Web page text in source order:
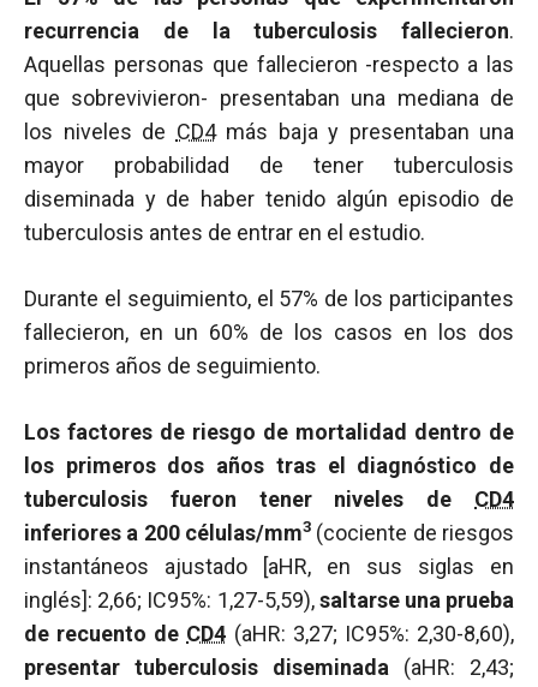
recurrencia de la tuberculosis fallecieron.
Aquellas personas que fallecieron -respecto a las
que sobrevivieron- presentaban una mediana de
los niveles de CD4más baja y presentaban una
mayor probabilidad de tener tuberculosis
diseminada y de haber tenido algún episodio de
tuberculosis antes de entrar en el estudio.
Durante el seguimiento, el 57% de los participantes
fallecieron, en un 60% de los casos en los dos
primeros años de seguimiento.
Los factores de riesgo de mortalidad dentro de
los primeros dos años tras el diagnóstico de
tuberculosis fueron tener niveles de CD4
inferiores a 200 células/mm3 (cociente de riesgos
instantáneos ajustado [aHR, en sus siglas en
inglés]: 2,66; IC95%: 1,27-5,59),saltarse una prueba
de recuento de CD4 (aHR: 3,27; IC95%: 2,30-8,60),
presentar tuberculosis diseminada (aHR: 2,43;